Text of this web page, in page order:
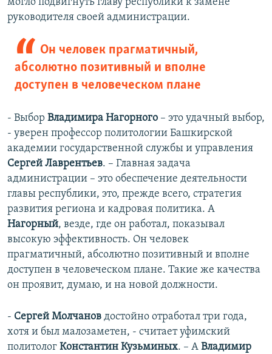
могло подвигнуть главу республики к замене
руководителя своей администрации.
Он человек прагматичный,
абсолютно позитивный и вполне
доступен в человеческом плане
- Выбор Владимира Нагорного – это удачный выбор,
- уверен профессор политологии Башкирской
академии государственной службы и управления
Сергей Лаврентьев. – Главная задача
администрации – это обеспечение деятельности
главы республики, это, прежде всего, стратегия
развития региона и кадровая политика. А
Нагорный, везде, где он работал, показывал
высокую эффективность. Он человек
прагматичный, абсолютно позитивный и вполне
доступен в человеческом плане. Такие же качества
он проявит, думаю, и на новой должности.
- Сергей Молчанов достойно отработал три года,
хотя и был малозаметен, - считает уфимский
политолог Константин Кузьминых. – А Владимир